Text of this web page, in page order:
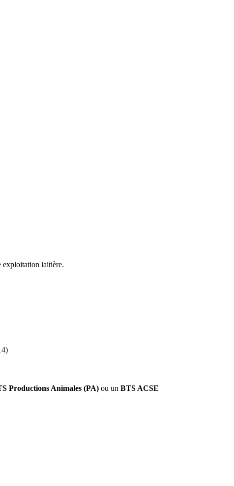
exploitation laitière.
Productions Animales (PA) ou un BTS ACSE